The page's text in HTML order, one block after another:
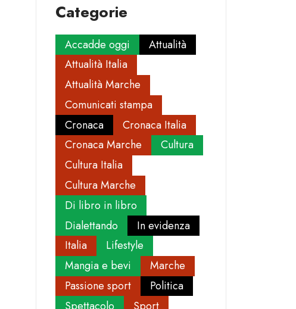
Categorie
Accadde oggi
Attualità
Attualità Italia
Attualità Marche
Comunicati stampa
Cronaca
Cronaca Italia
Cronaca Marche
Cultura
Cultura Italia
Cultura Marche
Di libro in libro
Dialettando
In evidenza
Italia
Lifestyle
Mangia e bevi
Marche
Passione sport
Politica
Spettacolo
Sport